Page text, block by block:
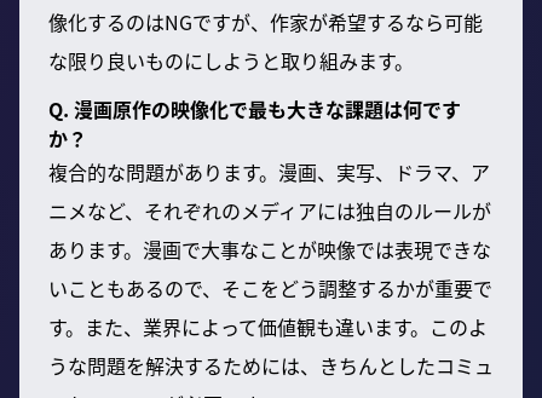
像化するのはNGですが、作家が希望するなら可能
な限り良いものにしようと取り組みます。
Q. 漫画原作の映像化で最も大きな課題は何です
か？
複合的な問題があります。漫画、実写、ドラマ、ア
ニメなど、それぞれのメディアには独自のルールが
あります。漫画で大事なことが映像では表現できな
いこともあるので、そこをどう調整するかが重要で
す。また、業界によって価値観も違います。このよ
うな問題を解決するためには、きちんとしたコミュ